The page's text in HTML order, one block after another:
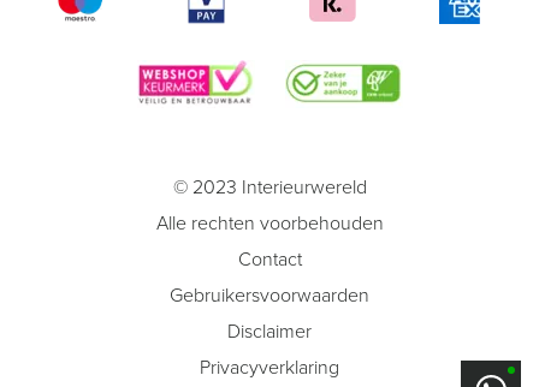
© 2023 Interieurwereld
Alle rechten voorbehouden
Contact
Gebruikersvoorwaarden
Disclaimer
Privacyverklaring